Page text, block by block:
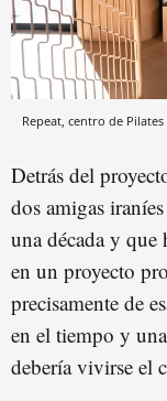
Repeat, centro de Pilates
Detrás del
dos amigas
una década y
en un proyecto
precisamente de
en el tiempo y
debería vivirse el